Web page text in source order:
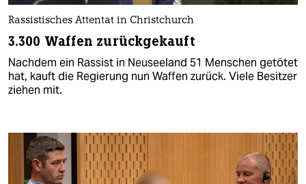
Rassistisches Attentat in Christchurch
3.300 Waffen zurückgekauft
Nachdem ein Rassist in Neuseeland 51 Menschen getötet
hat, kauft die Regierung nun Waffen zurück. Viele Besitzer
ziehen mit.